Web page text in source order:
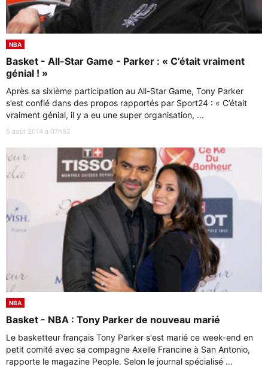
NBA
Basket - All-Star Game - Parker : « C’était vraiment
génial ! »
Après sa sixième participation au All-Star Game, Tony Parker
s’est confié dans des propos rapportés par Sport24 : « C’était
vraiment génial, il y a eu une super organisation, ...
5 août 2014 à 07h52
NBA
Basket - NBA : Tony Parker de nouveau marié
Le basketteur français Tony Parker s'est marié ce week-end en
petit comité avec sa compagne Axelle Francine à San Antonio,
rapporte le magazine People. Selon le journal spécialisé ...